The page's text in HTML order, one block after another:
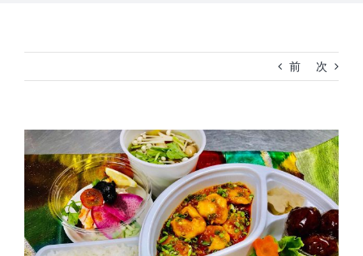
前 次
View
Larger
Image